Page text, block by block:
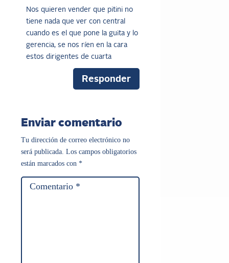
Nos quieren vender que pitini no
tiene nada que ver con central
cuando es el que pone la guita y lo
gerencia, se nos ríen en la cara
estos dirigentes de cuarta
Responder
Enviar comentario
Tu dirección de correo electrónico no
será publicada. Los campos obligatorios
están marcados con *